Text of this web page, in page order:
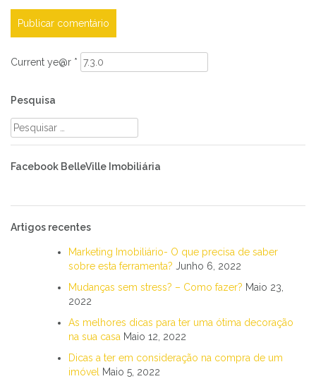
Current ye@r *
Pesquisa
Pesquisar
por:
Facebook BelleVille Imobiliária
Artigos recentes
Marketing Imobiliário- O que precisa de saber
sobre esta ferramenta? Junho 6, 2022
Mudanças sem stress? – Como fazer? Maio 23,
2022
As melhores dicas para ter uma ótima decoração
na sua casa Maio 12, 2022
Dicas a ter em consideração na compra de um
imóvel
Maio 5, 2022